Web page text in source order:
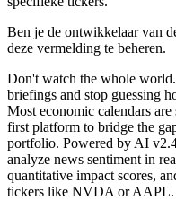
Ben je de ontwikkelaar van
deze vermelding te beheren.
Don't watch the whole
briefings and stop guessing
Most economic calendars
first platform to bridge the
portfolio. Powered by AI
analyze news sentiment in
quantitative impact scores,
tickers like NVDA or AAPL.